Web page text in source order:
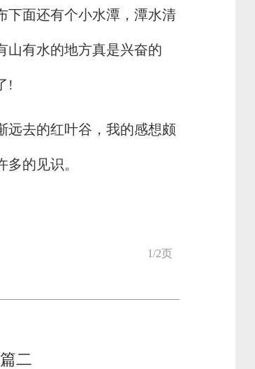
下面还有个小水潭，潭水清
山有水的地方真是兴奋的
!
远去的红叶谷，我的感想颇
的见识。
1/2页
二